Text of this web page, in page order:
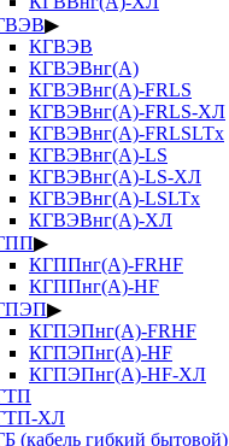
▶
КГВЭВ
КГВЭВнг(А)
КГВЭВнг(А)-FRLS
КГВЭВнг(А)-FRLS-ХЛ
КГВЭВнг(А)-FRLSLTx
КГВЭВнг(А)-LS
КГВЭВнг(А)-LS-ХЛ
КГВЭВнг(А)-LSLTx
КГВЭВнг(А)-ХЛ
▶
КГППнг(А)-FRHF
КГППнг(А)-HF
▶
КГПЭПнг(А)-FRHF
КГПЭПнг(А)-HF
КГПЭПнг(А)-HF-ХЛ
ХЛ
(кабель гибкий бытовой)